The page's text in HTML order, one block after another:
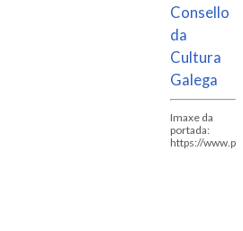
Consello
da
Cultura
Galega
Imaxe da
portada:
https://